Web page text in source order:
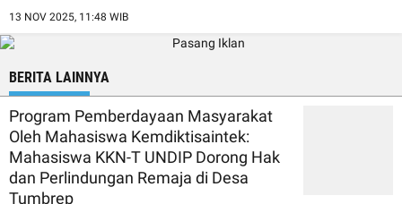
13 NOV 2025, 11:48 WIB
BERITA LAINNYA
Program Pemberdayaan Masyarakat
Oleh Mahasiswa Kemdiktisaintek:
Mahasiswa KKN-T UNDIP Dorong Hak
dan Perlindungan Remaja di Desa
Tumbrep